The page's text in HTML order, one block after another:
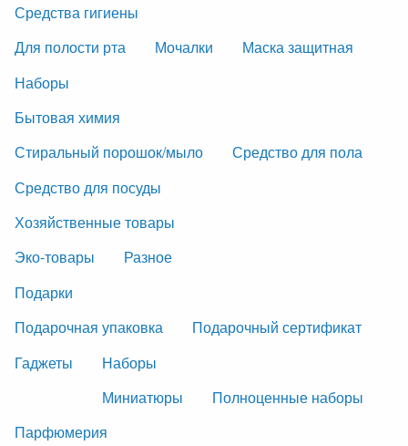
Средства гигиены
Для полости рта
Мочалки
Маска защитная
Наборы
Бытовая химия
Стиральный порошок/мыло
Средство для пола
Средство для посуды
Хозяйственные товары
Эко-товары
Разное
Подарки
Подарочная упаковка
Подарочный сертификат
Гаджеты
Наборы
Миниатюры
Полноценные наборы
Парфюмерия